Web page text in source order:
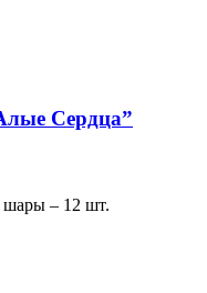
Сердца”
шары – 12 шт.